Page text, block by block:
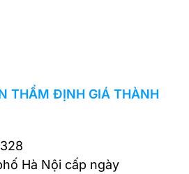
THẨM ĐỊNH GIÁ THÀNH
Hà Nội cấp ngày